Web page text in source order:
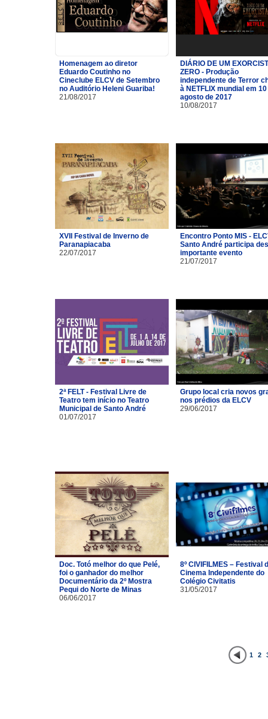
Homenagem ao diretor
Eduardo Coutinho no
Cineclube ELCV de Setembro
no Auditório Heleni Guariba!
21/08/2017
DIÁRIO DE UM
ZERO - Produção
independente de Terror
à NETFLIX mundial em
agosto de 2017
10/08/2017
XVII Festival de Inverno de
Paranapiacaba
22/07/2017
Encontro Ponto MIS -
Santo André participa
importante evento
21/07/2017
2ª FELT - Festival Livre de
Teatro tem início no Teatro
Municipal de Santo André
01/07/2017
Grupo local cria novos
nos prédios da ELCV
29/06/2017
Doc. Totó melhor do que Pelé,
foi o ganhador do melhor
Documentário da 2º Mostra
Pequi do Norte de Minas
06/06/2017
8º CIVIFILMES – Festival
Cinema Independente do
Colégio Civitatis
31/05/2017
1 2